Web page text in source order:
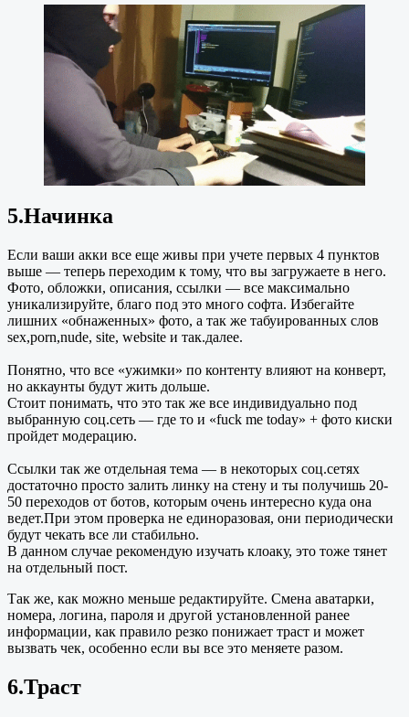
5.Начинка
Если ваши акки все еще живы при учете первых 4 пунктов
выше — теперь переходим к тому, что вы загружаете в него.
Фото, обложки, описания, ссылки — все максимально
уникализируйте, благо под это много софта. Избегайте
лишних «обнаженных» фото, а так же табуированных слов
sex,porn,nude, site, website и так.далее.
Понятно, что все «ужимки» по контенту влияют на конверт,
но аккаунты будут жить дольше.
Стоит понимать, что это так же все индивидуально под
выбранную соц.сеть — где то и «fuck me today» + фото киски
пройдет модерацию.
Ссылки так же отдельная тема — в некоторых соц.сетях
достаточно просто залить линку на стену и ты получишь 20-
50 переходов от ботов, которым очень интересно куда она
ведет.При этом проверка не единоразовая, они периодически
будут чекать все ли стабильно.
В данном случае рекомендую изучать клоаку, это тоже тянет
на отдельный пост.
Так же, как можно меньше редактируйте. Смена аватарки,
номера, логина, пароля и другой установленной ранее
информации, как правило резко понижает траст и может
вызвать чек, особенно если вы все это меняете разом.
6.Траст